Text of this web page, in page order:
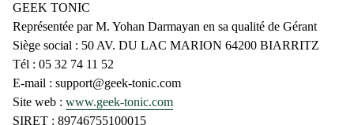
GEEK TONIC
Représentée par M. Yohan Darmayan en sa qualité de Gérant
Siège social : 50 AV. DU LAC MARION 64200 BIARRITZ
Tél : 05 32 74 11 52
E-mail : support@geek-tonic.com
Site web : www.geek-tonic.com
SIRET : 89746755100015